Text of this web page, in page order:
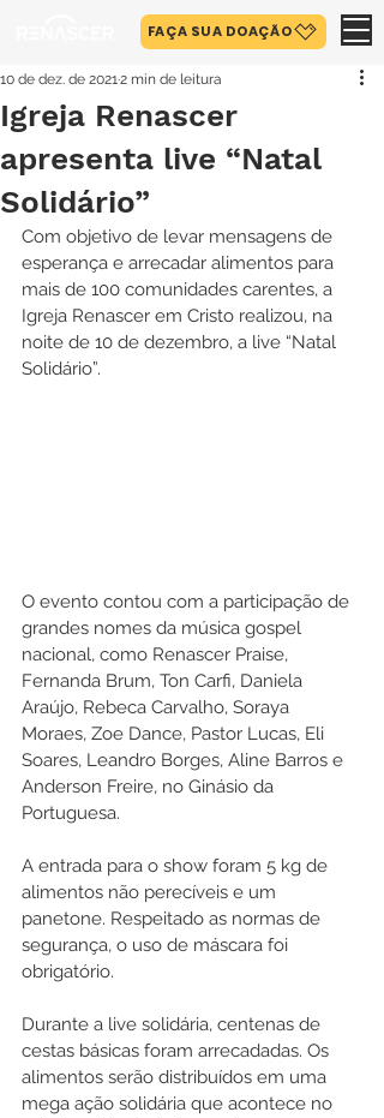
FAÇA SUA DOAÇÃO
Igreja Renascer
apresenta live “Natal
Solidário”
10 de dez. de 20212 min de leitura
Com objetivo de levar mensagens de
esperança e arrecadar alimentos para
mais de 100 comunidades carentes, a
Igreja Renascer em Cristo realizou, na
noite de 10 de dezembro, a live “Natal
Solidário”.
O evento contou com a participação de
grandes nomes da música gospel
nacional, como Renascer Praise,
Fernanda Brum, Ton Carfi, Daniela
Araújo, Rebeca Carvalho, Soraya
Moraes, Zoe Dance, Pastor Lucas, Eli
Soares, Leandro Borges, Aline Barros e
Anderson Freire, no Ginásio da
Portuguesa.
A entrada para o show foram 5 kg de
alimentos não perecíveis e um
panetone. Respeitado as normas de
segurança, o uso de máscara foi
obrigatório.
Durante a live solidária, centenas de
cestas básicas foram arrecadadas. Os
alimentos serão distribuídos em uma
mega ação solidária que acontece no